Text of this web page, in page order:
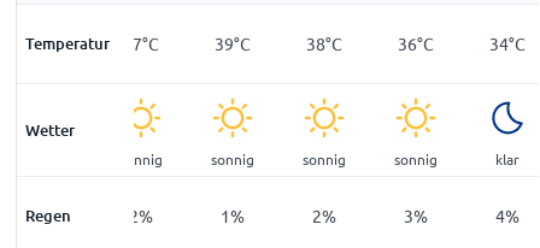
Temperatur
33°C 37°C 39°C 38°C 36°C 34°C
Wetter
sonnig sonnig sonnig sonnig klar
Regen
5% 2% 1% 2% 3% 4%